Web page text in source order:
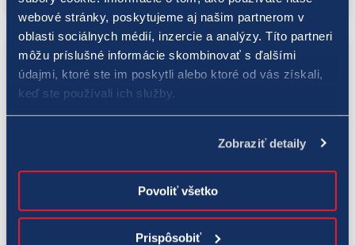
webové stránky, poskytujeme aj našim partnerom v
oblasti sociálnych médií, inzercie a analýzy. Títo partneri
môžu príslušné informácie skombinovať s ďalšími
údajmi, ktoré ste im poskytli alebo ktoré od vás získali,
keď ste používali ich služby.
Zobraziť detaily
Povoliť všetko
Prispôsobiť